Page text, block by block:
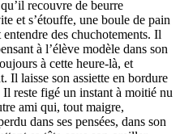
recouvre de beurre
et s’étouffe, une boule de pain
des chuchotements. Il
à l’élève modèle dans son
à cette heure-là, et
Il laisse son assiette en bordure
reste figé un instant à moitié nu
ami qui, tout maigre,
dans ses pensées, dans son